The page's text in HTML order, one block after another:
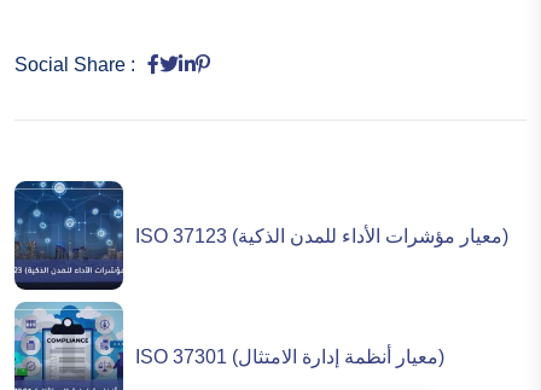
Social Share :
ISO 37123 (معيار مؤشرات الأداء للمدن الذكية)
ISO 37301 (معيار أنظمة إدارة الامتثال)